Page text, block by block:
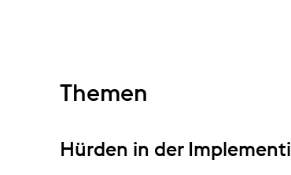
Themen
Hürden in der